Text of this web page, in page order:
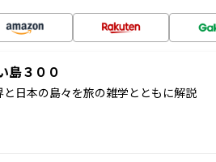
島３００
日本の島々を旅の雑学とともに解説